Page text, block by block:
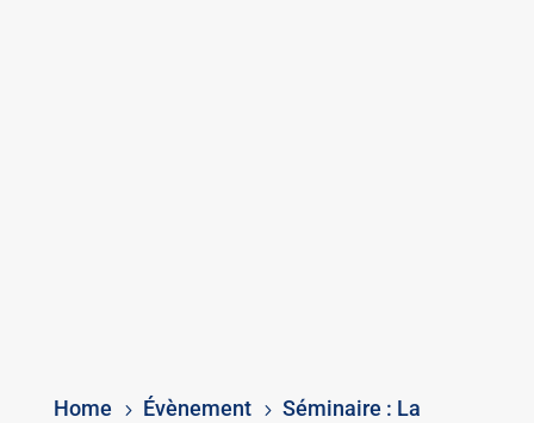
Home 5 Évènement 5 Séminaire : La